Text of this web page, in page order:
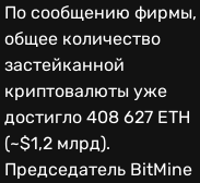
По сообщению фирмы,
общее количество
застейканной
криптовалюты уже
достигло 408 627 ETH
(~$1,2 млрд).
Председатель BitMine